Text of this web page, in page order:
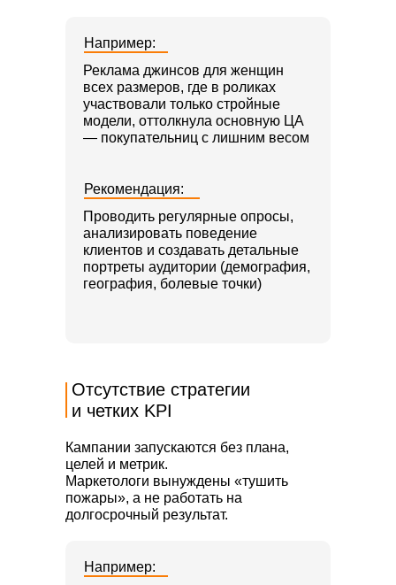
Например:
Реклама джинсов для женщин
всех размеров, где в роликах
участвовали только стройные
модели, оттолкнула основную ЦА
— покупательниц с лишним весом
Рекомендация:
Проводить регулярные опросы,
анализировать поведение
клиентов и создавать детальные
портреты аудитории (демография,
география, болевые точки)
Отсутствие стратегии
и четких KPI
Кампании запускаются без плана,
целей и метрик.
Маркетологи вынуждены «тушить
пожары», а не работать на
долгосрочный результат.
Например: